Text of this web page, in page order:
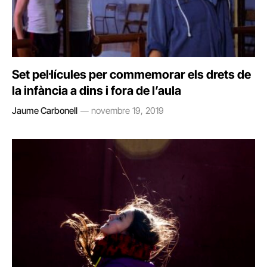
Set pel·lícules per commemorar els drets de
la infància a dins i fora de l’aula
Jaume Carbonell novembre 19, 2019